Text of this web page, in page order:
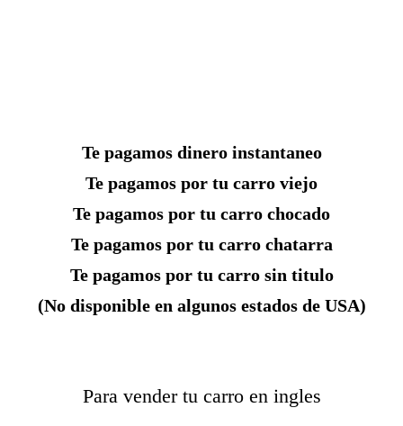
Te pagamos dinero instantaneo
Te pagamos por tu carro viejo
Te pagamos por tu carro chocado
Te pagamos por tu carro chatarra
Te pagamos por tu carro sin titulo
(No disponible en algunos estados de USA)
Para vender tu carro en ingles